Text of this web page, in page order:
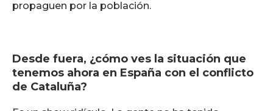
propaguen por la población.
Desde fuera, ¿cómo ves la situación que
tenemos ahora en España con el conflicto
de Cataluña?